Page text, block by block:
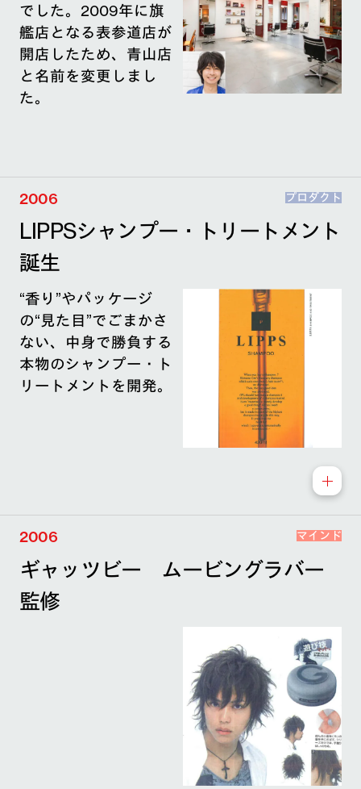
でした。2009年に旗
艦店となる表参道店が
開店したため、青山店
と名前を変更しまし
た。
2006 プロダクト
LIPPSシャンプー・トリートメント
誕生
“香り”やパッケージ
の“見た目”でごまかさ
ない、中身で勝負する
本物のシャンプー・ト
リートメントを開発。
2006 マインド
ギャッツビー ムービングラバー
監修